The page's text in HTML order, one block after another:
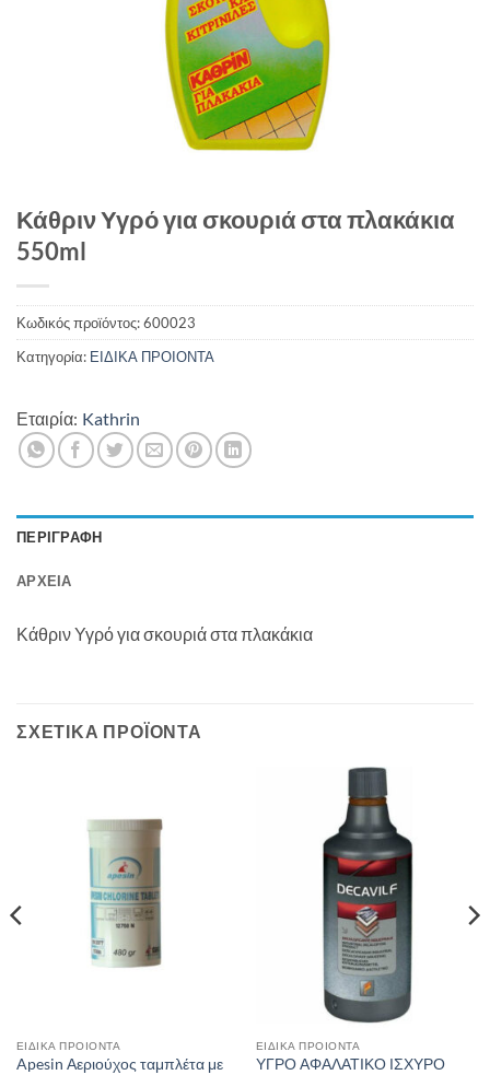
Κάθριν Υγρό για σκουριά στα πλακάκια
550ml
Κωδικός προϊόντος:600023
Κατηγορία: ΕΙΔΙΚΑ ΠΡΟΙΟΝΤΑ
Εταιρία: Kathrin
ΠΕΡΙΓΡΑΦΉ
ΑΡΧΕΊΑ
Κάθριν Υγρό για σκουριά στα πλακάκια
ΣΧΕΤΙΚΆ ΠΡΟΪΌΝΤΑ
ΕΙΔΙΚΑ ΠΡΟΙΟΝΤΑ
Apesin Αεριούχος ταμπλέτα με
ΕΙΔΙΚΑ ΠΡΟΙΟΝΤΑ
ΥΓΡΟ ΑΦΑΛΑΤΙΚΟ ΙΣΧΥΡΟ